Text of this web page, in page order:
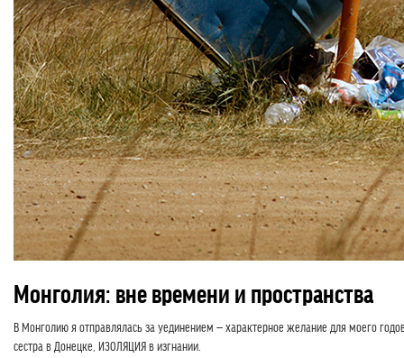
Монголия: вне времени и пространства
В Монголию я отправлялась за уединением — характерное желание для моего
сестра в Донецке, ИЗОЛЯЦИЯ в изгнании.